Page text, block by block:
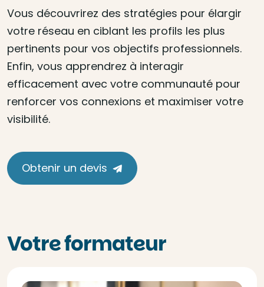
Vous découvrirez des stratégies pour élargir
votre réseau en ciblant les profils les plus
pertinents pour vos objectifs professionnels.
Enfin, vous apprendrez à interagir
efficacement avec votre communauté pour
renforcer vos connexions et maximiser votre
visibilité.
Obtenir un devis
Votre formateur